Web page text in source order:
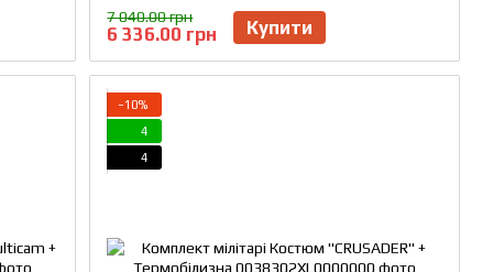
7 040.00 грн
6 336.00 грн Купити
−10%
4
4